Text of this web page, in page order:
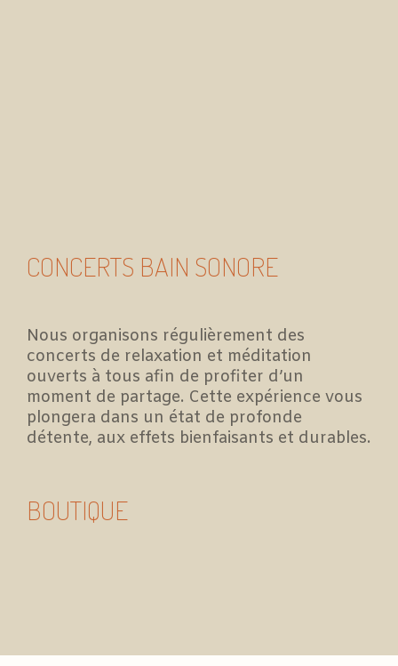
CONCERTS BAIN SONORE
Nous organisons régulièrement des
concerts de relaxation et méditation
ouverts à tous afin de profiter d’un
moment de partage. Cette expérience vous
plongera dans un état de profonde
détente, aux effets bienfaisants et durables.
BOUTIQUE